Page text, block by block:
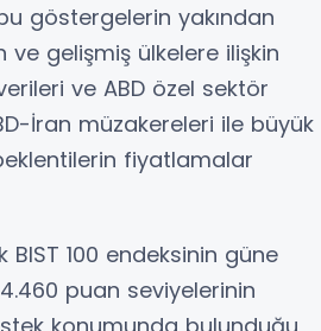
göstergelerin yakından
gelişmiş ülkelere ilişkin
ve ABD özel sektör
İran müzakereleri ile büyük
fiyatlamalar
100 endeksinin güne
puan seviyelerinin